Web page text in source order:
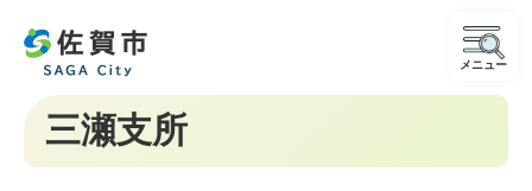
メニュー
三瀬支所